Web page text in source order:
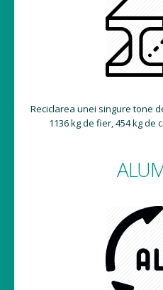
Reciclarea unei singure tone
1136 kg de fier, 454 kg de